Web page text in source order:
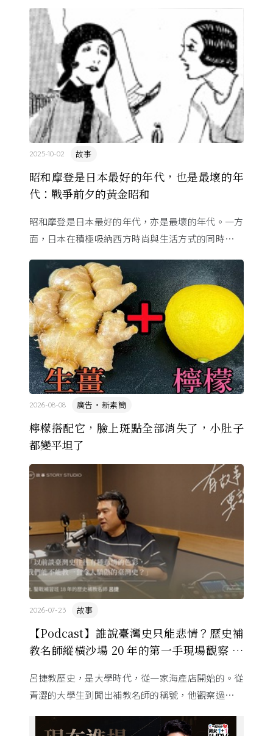
昭和摩登是日本最好的年代，也是最壞的年
代：戰爭前夕的黃金昭和
故事
2025-10-02
昭和摩登是日本最好的年代，亦是最壞的年代。一方
面，日本在積極吸納西方時尚與生活方式的同時，仍
延，也預示了即將到來的 ...
檸檬搭配它，臉上斑點全部消失了，小肚子
都變平坦了
廣告・新素簡
2026-08-08
【Podcast】誰說臺灣史只能悲情？歷史補
教名師縱橫沙場 20 年的第一手現場觀察 ft.
故事
2026-07-23
呂捷教歷史，是大學時代，從一家海產店開始的。從
青澀的大學生到闖出補教名師的稱號，他觀察過幾十
裡幾乎沒有臺灣史，一路 ...